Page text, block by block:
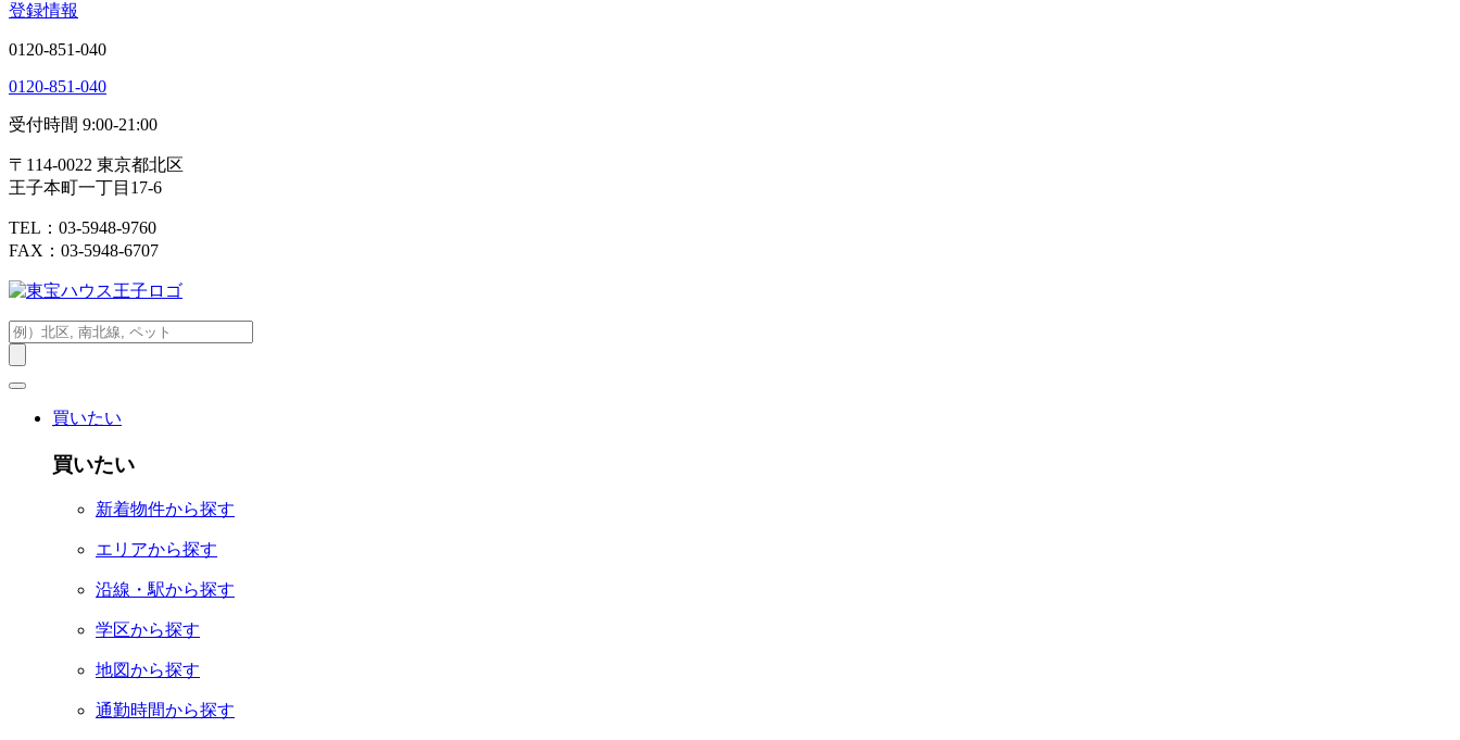
登録情報
0120-851-040
0120-851-040
受付時間 9:00-21:00
〒114-0022 東京都北区
王子本町一丁目17-6
TEL：03-5948-9760
FAX：03-5948-6707
買いたい
買いたい
新着物件から探す
エリアから探す
沿線・駅から探す
学区から探す
地図から探す
通勤時間から探す